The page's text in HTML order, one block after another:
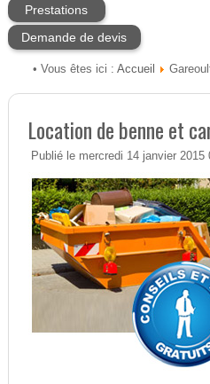
Prestations
Demande de devis
• Vous êtes ici : Accueil
Location de benne et
Publié le mercredi 14 janvier 2015